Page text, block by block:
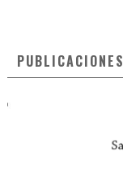
PUBLICACIONES